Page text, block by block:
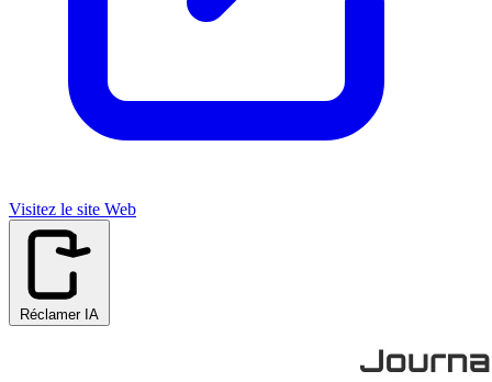
Visitez le site Web
Réclamer IA